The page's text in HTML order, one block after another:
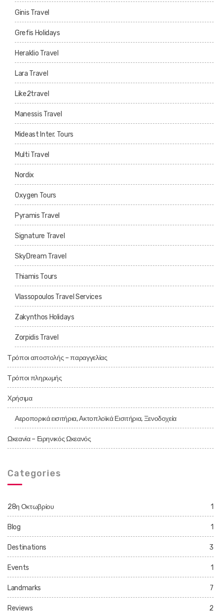
Ginis Travel
Grefis Holidays
Heraklio Travel
Lara Travel
Like2travel
Manessis Travel
Mideast Inter. Tours
Multi Travel
Nordix
Oxygen Tours
Pyramis Travel
Signature Travel
SkyDream Travel
Thiamis Tours
Vlassopoulos Travel Services
Zakynthos Holidays
Zorpidis Travel
Τρόποι αποστολής – παραγγελίας
Τρόποι πληρωμής
Χρήσιμα
Αεροπορικά εισιτήρια, Ακτοπλοϊκά Εισιτήρια, Ξενοδοχεία
Ωκεανία – Ειρηνικός Ωκεανός
Categories
28η Οκτωβρίου 1
Blog 1
Destinations 3
Events 1
Landmarks 7
Reviews 2